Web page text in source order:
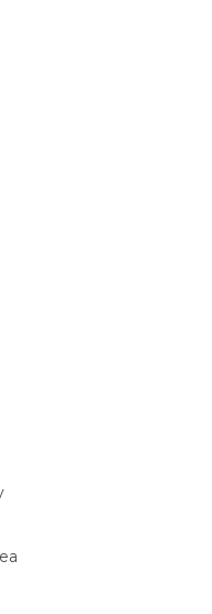
de vuelta
a buscar allí.